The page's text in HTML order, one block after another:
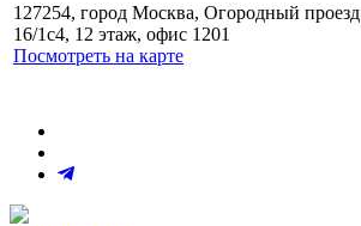
127254, город Москва, Огородный проезд
16/1с4, 12 этаж, офис 1201
Посмотреть на карте